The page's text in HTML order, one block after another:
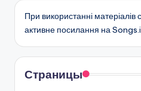
При використанні матеріалів
активне посилання на
Страницы